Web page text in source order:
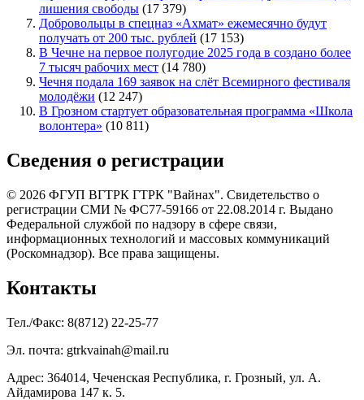
лишения свободы (17 379)
Добровольцы в спецназ «Ахмат» ежемесячно будут
получать от 200 тыс. рублей (17 153)
В Чечне на первое полугодие 2025 года в создано более
7 тысяч рабочих мест (14 780)
Чечня подала 169 заявок на слёт Всемирного фестиваля
молодёжи (12 247)
В Грозном стартует образовательная программа «Школа
волонтера» (10 811)
Сведения о регистрации
© 2026 ФГУП ВГТРК ГТРК "Вайнах". Свидетельство о
регистрации СМИ № ФС77-59166 от 22.08.2014 г. Выдано
Федеральной службой по надзору в сфере связи,
информационных технологий и массовых коммуникаций
(Роскомнадзор). Все права защищены.
Контакты
Тел./Факс: 8(8712) 22-25-77
Эл. почта: gtrkvainah@mail.ru
Адрес: 364014, Чеченская Республика, г. Грозный, ул. А.
Айдамирова 147 к. 5.